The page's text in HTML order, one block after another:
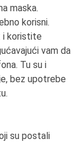
maska.
korisni.
i koristite
vam da
Tu su i
bez upotrebe
su postali